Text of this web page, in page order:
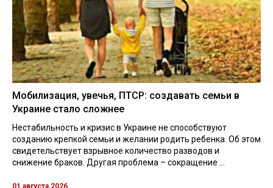
Мобилизация, увечья, ПТСР: создавать семьи в
Украине стало сложнее
Нестабильность и кризис в Украине не способствуют
созданию крепкой семьи и желании родить ребенка. Об этом
свидетельствует взрывное количество разводов и
снижение браков. Другая проблема – сокращение ...
01 августа 2026